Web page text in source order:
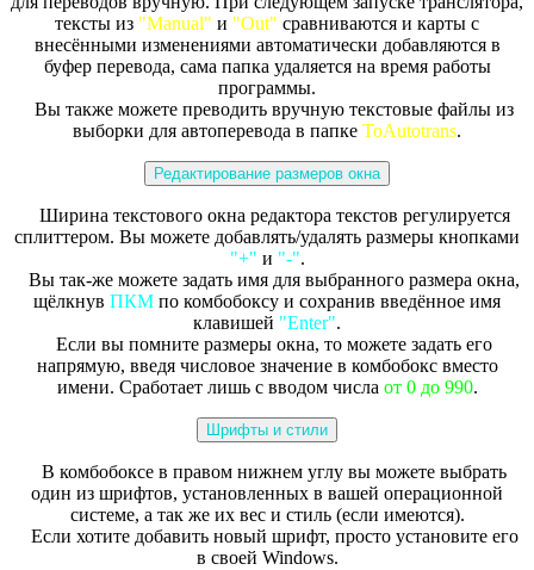
тексты из "Manual" и "Out" сравниваются и карты с
внесёнными изменениями автоматически добавляются в
буфер перевода, сама папка удаляется на время работы
программы.
Вы также можете преводить вручную текстовые файлы из
выборки для автоперевода в папке ToAutotrans.
Редактирование размеров окна
Ширина текстового окна редактора текстов регулируется
сплиттером. Вы можете добавлять/удалять размеры кнопками
"+" и "-".
Вы так-же можете задать имя для выбранного размера окна,
щёлкнув ПКМ по комбобоксу и сохранив введённое имя
клавишей "Enter".
Если вы помните размеры окна, то можете задать его
напрямую, введя числовое значение в комбобокс вместо
имени. Сработает лишь с вводом числа от 0 до 990.
Шрифты и стили
В комбобоксе в правом нижнем углу вы можете выбрать
один из шрифтов, установленных в вашей операционной
системе, а так же их вес и стиль (если имеются).
Если хотите добавить новый шрифт, просто установите его
в своей Windows.